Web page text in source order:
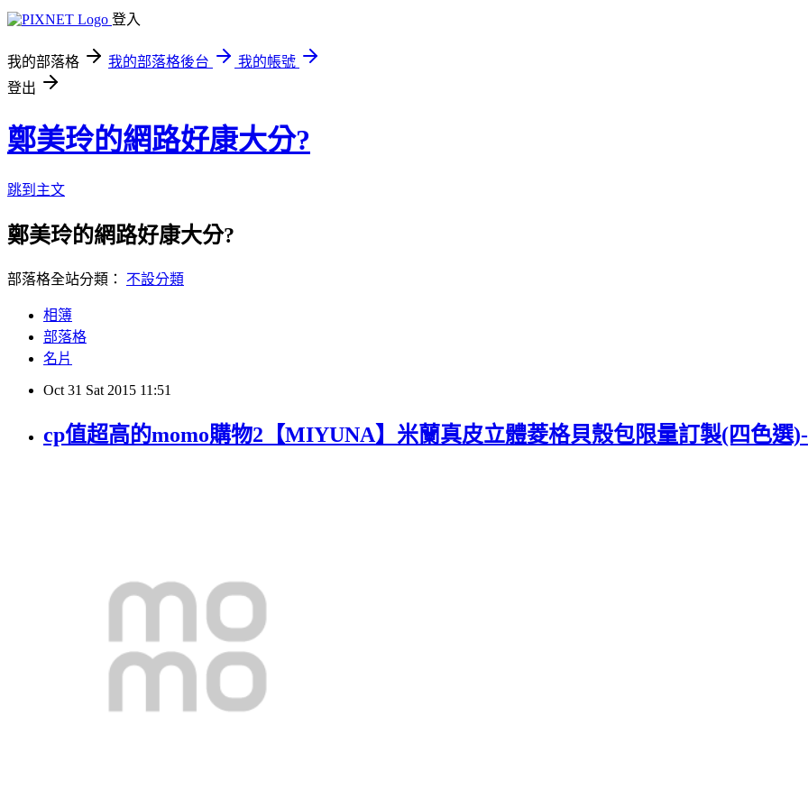
登入
我的部落格 我的部落格後台
我的帳號
登出
鄭美玲的網路好康大分?
跳到主文
鄭美玲的網路好康大分?
部落格全站分類： 不設分類
相簿
部落格
名片
Oct 31 Sat 2015 11:51
cp值超高的momo購物2【MIYUNA】米蘭真皮立體菱格貝殼包限量訂製(四色選